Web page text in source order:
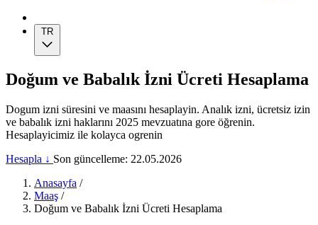
TR
Doğum ve Babalık İzni Ücreti Hesaplama
Dogum izni süresini ve maasını hesaplayin. Analık izni, ücretsiz izin
ve babalık izni haklarını 2025 mevzuatına gore öğrenin.
Hesaplayicimiz ile kolayca ogrenin
Hesapla ↓ Son güncelleme: 22.05.2026
Anasayfa /
Maaş /
Doğum ve Babalık İzni Ücreti Hesaplama